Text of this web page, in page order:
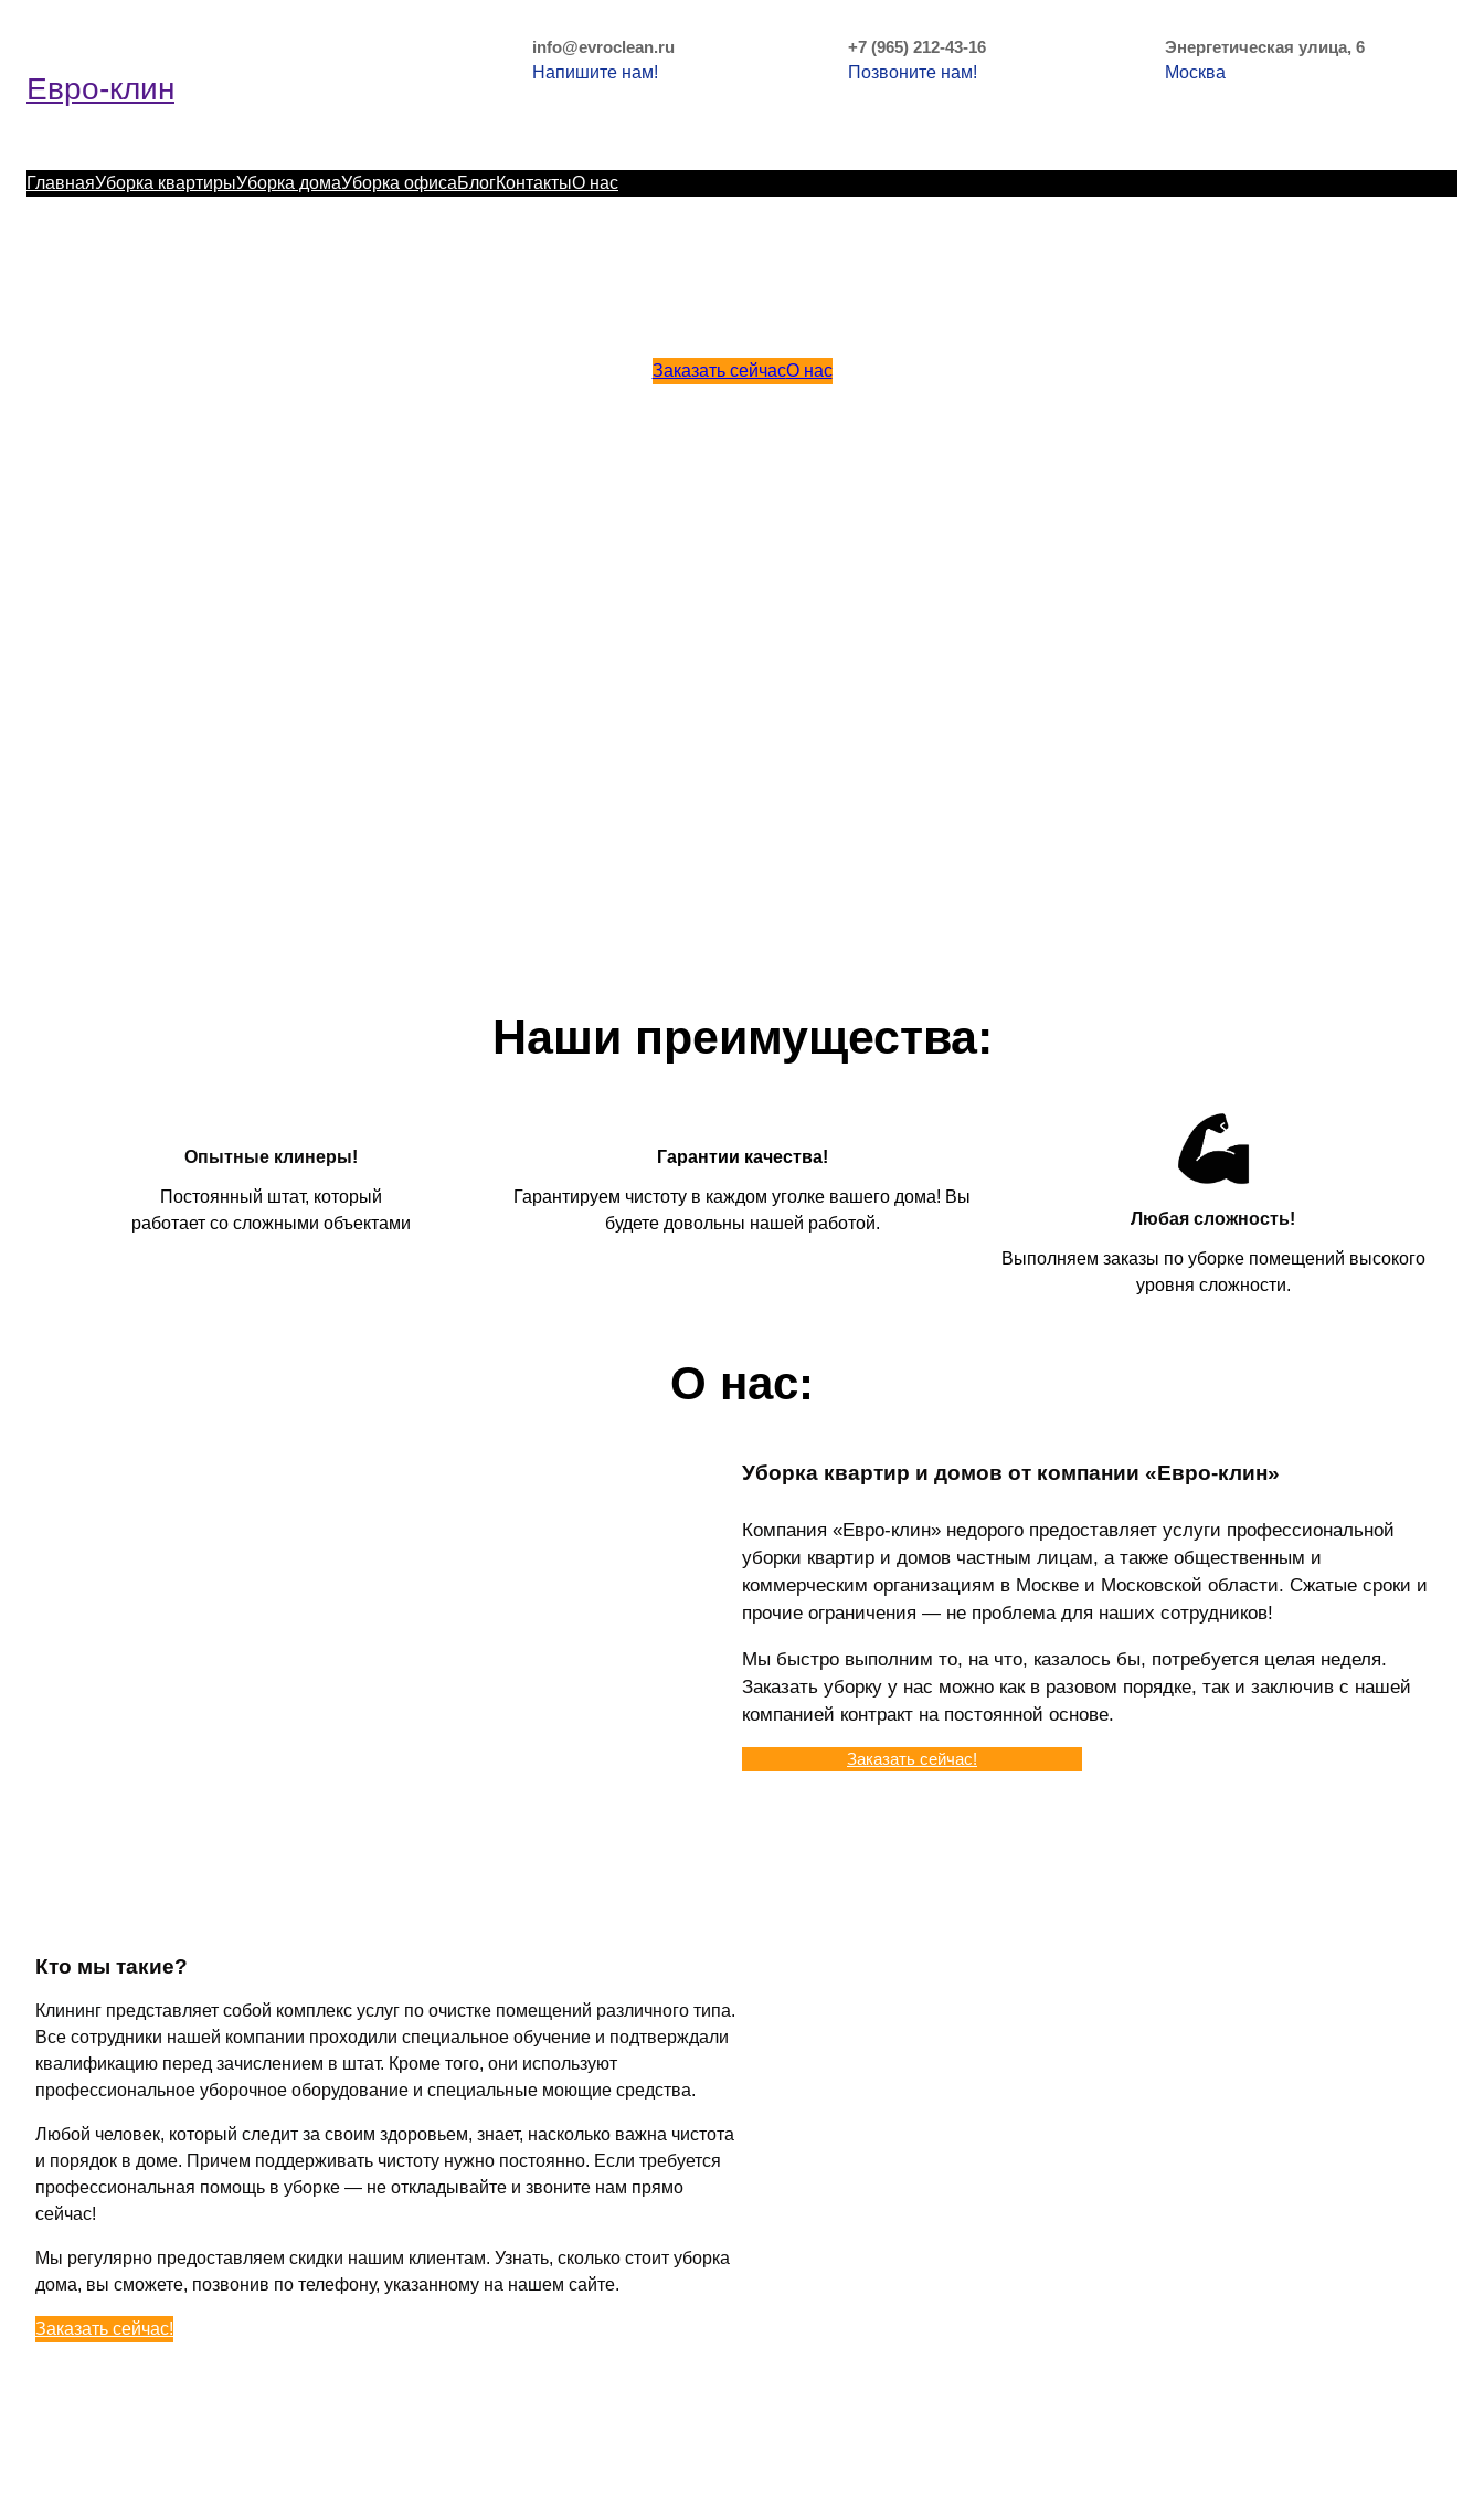
Евро-клин
info@evroclean.ru
Напишите нам!
+7 (965) 212-43-16
Позвоните нам!
Энергетическая улица, 6
Москва
ГлавнаяУборка квартирыУборка домаУборка офисаБлогКонтактыО нас
Заказать сейчасО нас
Наши преимущества:
Опытные клинеры!
Постоянный штат, который
работает со сложными объектами
Гарантии качества!
Гарантируем чистоту в каждом уголке вашего дома! Вы
будете довольны нашей работой.
Любая сложность!
Выполняем заказы по уборке помещений высокого
уровня сложности.
О нас:
Уборка квартир и домов от компании «Евро-клин»
Компания «Евро-клин» недорого предоставляет услуги профессиональной
уборки квартир и домов частным лицам, а также общественным и
коммерческим организациям в Москве и Московской области. Сжатые сроки и
прочие ограничения — не проблема для наших сотрудников!
Мы быстро выполним то, на что, казалось бы, потребуется целая неделя.
Заказать уборку у нас можно как в разовом порядке, так и заключив с нашей
компанией контракт на постоянной основе.
Заказать сейчас!
Кто мы такие?
Клининг представляет собой комплекс услуг по очистке помещений различного типа.
Все сотрудники нашей компании проходили специальное обучение и подтверждали
квалификацию перед зачислением в штат. Кроме того, они используют
профессиональное уборочное оборудование и специальные моющие средства.
Любой человек, который следит за своим здоровьем, знает, насколько важна чистота
и порядок в доме. Причем поддерживать чистоту нужно постоянно. Если требуется
профессиональная помощь в уборке — не откладывайте и звоните нам прямо
сейчас!
Мы регулярно предоставляем скидки нашим клиентам. Узнать, сколько стоит уборка
дома, вы сможете, позвонив по телефону, указанному на нашем сайте.
Заказать сейчас!